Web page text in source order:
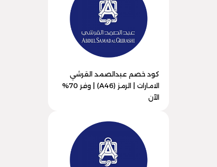
كود خصم عبدالصمد القرشي
الامارات | الرمز (A46) | وفر 70%
الآن